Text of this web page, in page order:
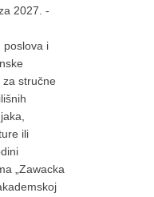
2027. -
poslova i
stručne
ili
„Zawacka